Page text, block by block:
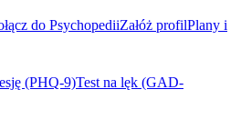
do PsychopediiZałóż profilPlany i
(PHQ-9)Test na lęk (GAD-